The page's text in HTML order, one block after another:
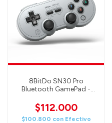
8BitDo SN30 Pro
Bluetooth GamePad -
(80DM02)
$112.000
$100.800 con Efectivo